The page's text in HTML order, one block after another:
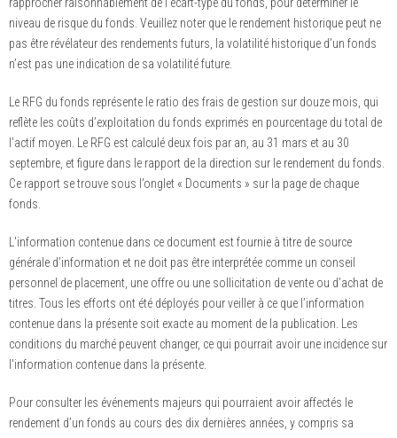
rapprocher raisonnablement de l’écart-type du fonds, pour déterminer le
niveau de risque du fonds. Veuillez noter que le rendement historique peut ne
pas être révélateur des rendements futurs, la volatilité historique d’un fonds
n’est pas une indication de sa volatilité future.
Le RFG du fonds représente le ratio des frais de gestion sur douze mois, qui
reflète les coûts d’exploitation du fonds exprimés en pourcentage du total de
l’actif moyen. Le RFG est calculé deux fois par an, au 31 mars et au 30
septembre, et figure dans le rapport de la direction sur le rendement du fonds.
Ce rapport se trouve sous l’onglet « Documents » sur la page de chaque
fonds.
L'information contenue dans ce document est fournie à titre de source
générale d’information et ne doit pas être interprétée comme un conseil
personnel de placement, une offre ou une sollicitation de vente ou d’achat de
titres. Tous les efforts ont été déployés pour veiller à ce que l’information
contenue dans la présente soit exacte au moment de la publication. Les
conditions du marché peuvent changer, ce qui pourrait avoir une incidence sur
l'information contenue dans la présente.
Pour consulter les événements majeurs qui pourraient avoir affectés le
rendement d’un fonds au cours des dix dernières années, y compris sa